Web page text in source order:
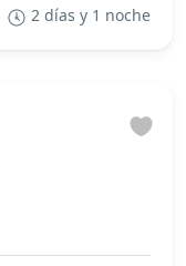
2 días y 1 noche